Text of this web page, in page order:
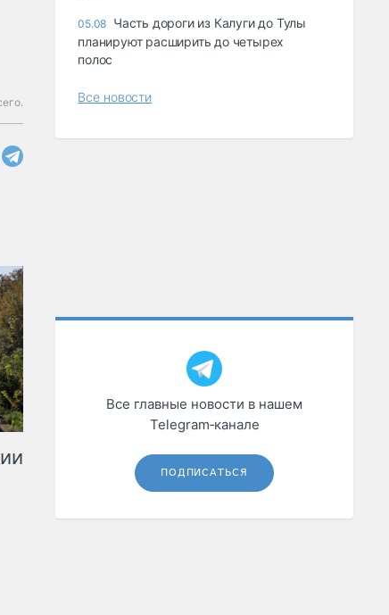
05.08 Часть дороги из Калуги до Тулы
планируют расширить до четырех
полос
Все новости
Все главные новости в нашем
Telegram‑канале
ПОДПИСАТЬСЯ